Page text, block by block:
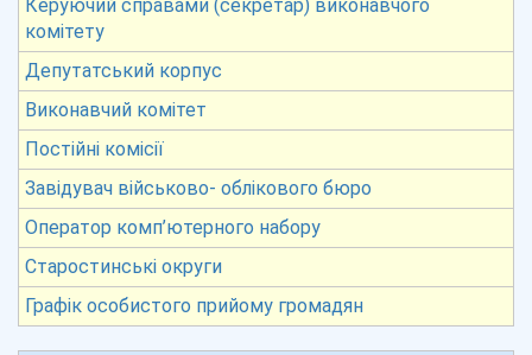
Керуючий справами (секретар) виконавчого
комітету
Депутатський корпус
Виконавчий комітет
Постійні комісії
Завідувач військово- облікового бюро
Оператор комп’ютерного набору
Старостинські округи
Графік особистого прийому громадян